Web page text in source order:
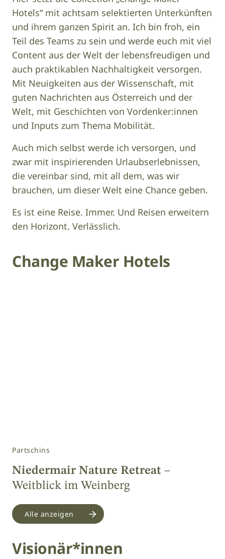
Hotels“ mit achtsam selektierten Unterkünften
und ihrem ganzen Spirit an. Ich bin froh, ein
Teil des Teams zu sein und werde euch mit viel
Content aus der Welt der lebensfreudigen und
auch praktikablen Nachhaltigkeit versorgen.
Mit Neuigkeiten aus der Wissenschaft, mit
guten Nachrichten aus Österreich und der
Welt, mit Geschichten von Vordenker:innen
und Inputs zum Thema Mobilität.
Auch mich selbst werde ich versorgen, und
zwar mit inspirierenden Urlaubserlebnissen,
die vereinbar sind, mit all dem, was wir
brauchen, um dieser Welt eine Chance geben.
Es ist eine Reise. Immer. Und Reisen erweitern
den Horizont. Verlässlich.
Change Maker Hotels
Alle anzeigen
Partschins
Niedermair Nature Retreat –
Weitblick im Weinberg
Visionär*innen